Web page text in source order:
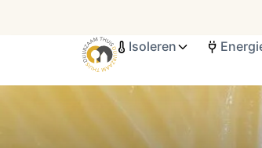
Isoleren